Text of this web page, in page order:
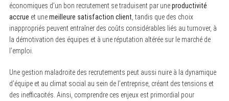
économiques d’un bon recrutement se traduisent par uneproductivité
accrue et unemeilleure satisfaction client , tandis que des choix
inappropriés peuvent entraîner des coûts considérables liés au turnover, à
la démotivation des équipes et à une réputation altérée sur le marché de
l’emploi.
Une gestion maladroite des recrutements peut aussi nuire à la dynamique
d’équipe et au climat social au sein de l’entreprise, créant des tensions et
des inefficacités. Ainsi, comprendre ces enjeux est primordial pour